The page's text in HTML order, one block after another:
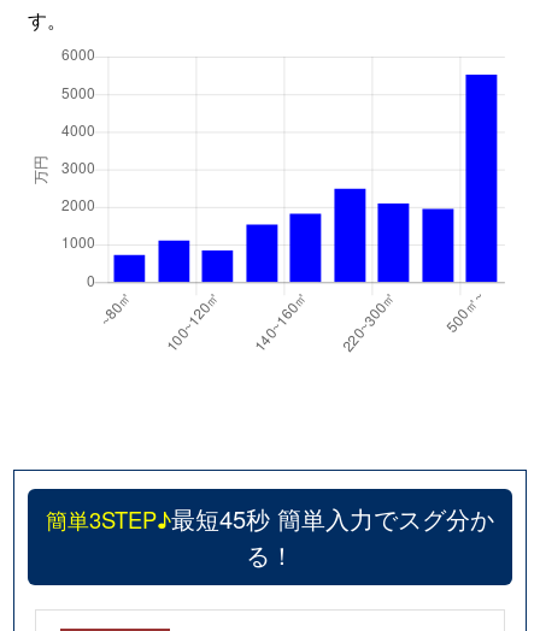
す。
簡単3STEP♪最短45秒 簡単入力でスグ分か
る！